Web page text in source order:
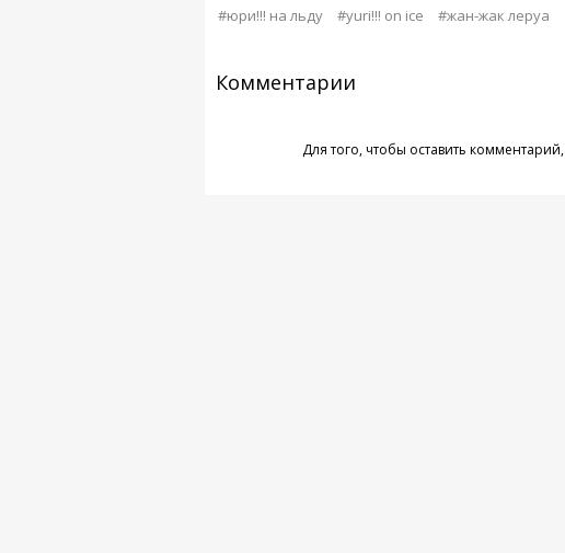
#юри!!! на льду #yuri!!! on ice #жан-жак леруа
Комментарии
Для того, чтобы оставить комментарий,